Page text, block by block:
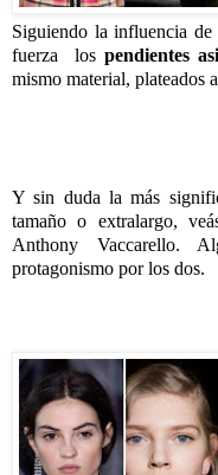
Siguiendo la influencia de
fuerza lospendientes
mismo material, plateados
Y sin duda la más
tamaño o extralargo,
Anthony Vaccarello.
protagonismo por los dos.